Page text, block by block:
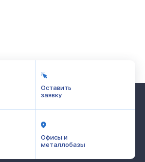
Оставить
заявку
Офисы и
металлобазы